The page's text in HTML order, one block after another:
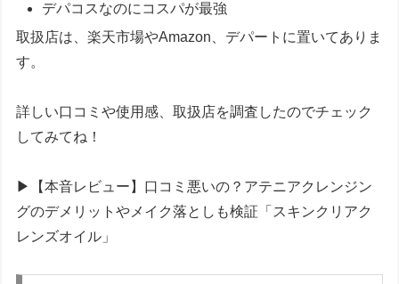
デパコスなのにコスパが最強
取扱店は、楽天市場やAmazon、デパートに置いてありま
す。
詳しい口コミや使用感、取扱店を調査したのでチェック
してみてね！
▶【本音レビュー】口コミ悪いの？アテニアクレンジン
グのデメリットやメイク落としも検証「スキンクリアク
レンズオイル」